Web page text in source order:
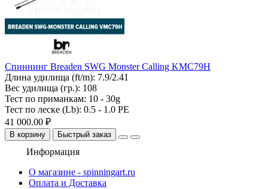
Спиннинг Breaden SWG Monster Calling KMC79H
Длина удилища (ft/m): 7.9/2.41
Вес удилища (гр.): 108
Тест по приманкам: 10 - 30g
Тест по леске (Lb): 0.5 - 1.0 PE
41 000.00 ₽
В корзину Быстрый заказ
Информация
О магазине - spinningart.ru
Оплата и Доставка